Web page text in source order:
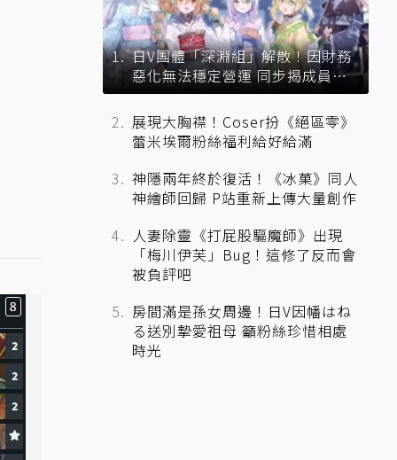
日V團體「深淵組」解散！因財務
惡化無法穩定營運 同步揭成員未
來去向
展現大胸襟！Coser扮《絕區零》
蕾米埃爾粉絲福利給好給滿
神隱兩年終於復活！《冰菓》同人
神繪師回歸 P站重新上傳大量創作
人妻除靈《打屁股驅魔師》出現
「梅川伊芙」Bug！這修了反而會
被負評吧
房間滿是孫女周邊！日V因幡はね
る送別摯愛祖母 籲粉絲珍惜相處
時光